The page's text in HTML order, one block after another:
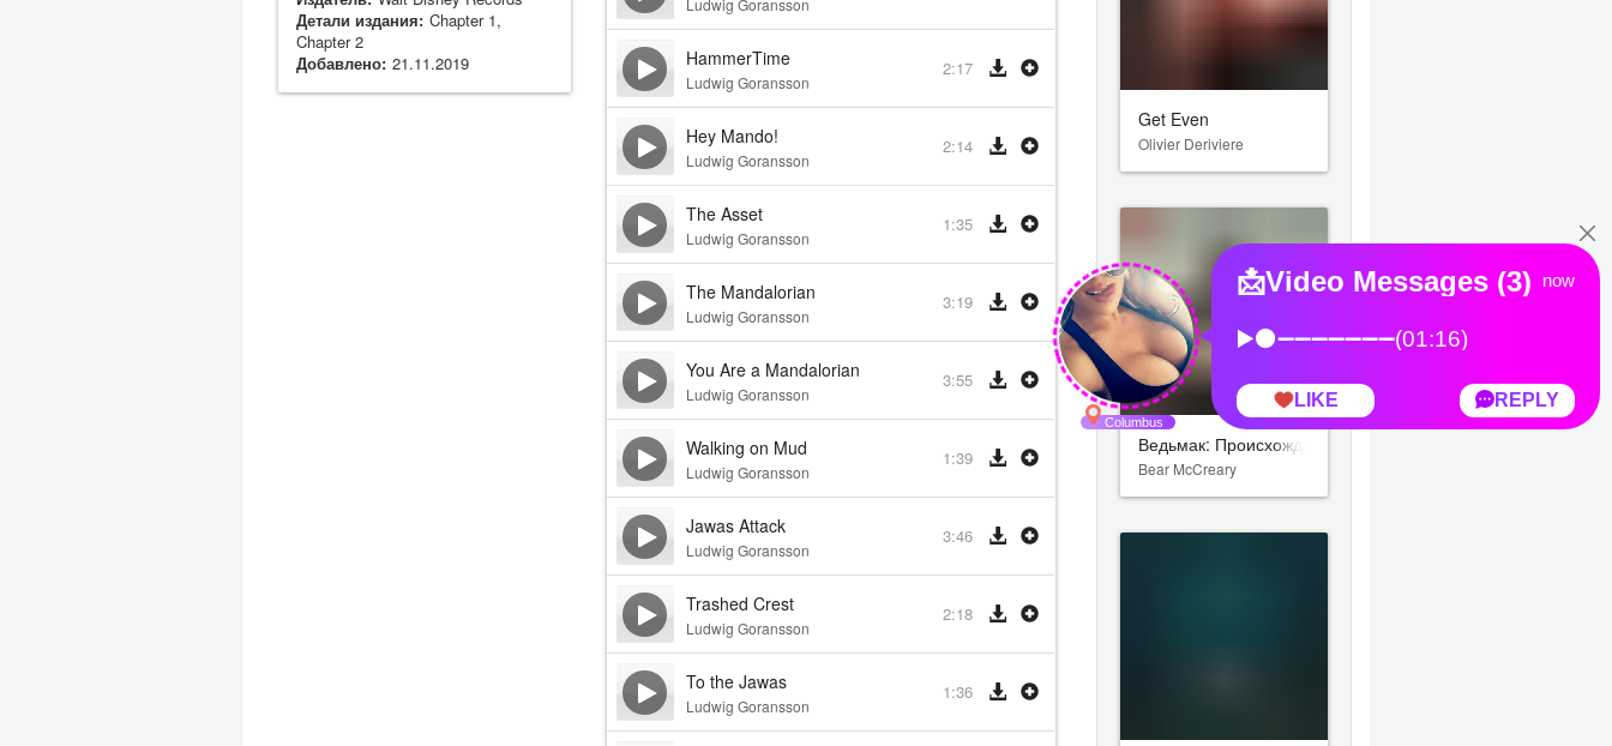
Детали издания: Chapter 1,
Chapter 2
Добавлено: 21.11.2019
Ludwig Goransson
HammerTime
Ludwig Goransson
2:17
Hey Mando!
Ludwig Goransson
2:14
The Asset
Ludwig Goransson
1:35
The Mandalorian
Ludwig Goransson
3:19
You Are a Mandalorian
Ludwig Goransson
3:55
Walking on Mud
Ludwig Goransson
1:39
Jawas Attack
Ludwig Goransson
3:46
Trashed Crest
Ludwig Goransson
2:18
To the Jawas
Ludwig Goransson
1:36
Get Even
Olivier Deriviere
Ведьмак: Происхождение
Bear McCreary